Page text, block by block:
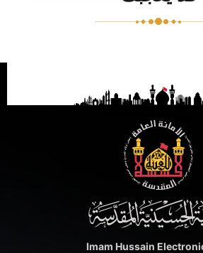
Imam Hussain